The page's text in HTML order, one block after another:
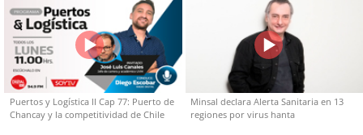
Puertos y Logística II Cap 77: Puerto de
Chancay y la competitividad de Chile
Minsal declara Alerta Sanitaria en 13
regiones por virus hanta